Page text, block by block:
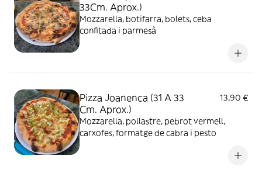
33Cm. Aprox.)
Mozzarella, botifarra, bolets, ceba
confitada i parmesà
Pizza Joanenca (31 A 33
Cm. Aprox.)
13,90 €
Mozzarella, pollastre, pebrot vermell,
carxofes, formatge de cabra i pesto